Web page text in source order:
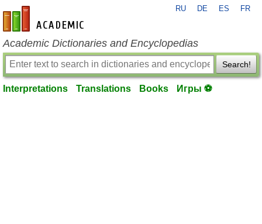
en-academic.com
RU DE ES FR
Academic Dictionaries and Encyclopedias
Search!
Interpretations Translations Books Игры ⚽